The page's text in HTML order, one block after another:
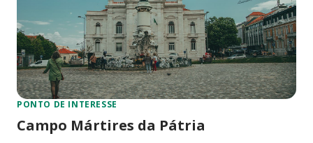
PONTO DE INTERESSE
Campo Mártires da Pátria